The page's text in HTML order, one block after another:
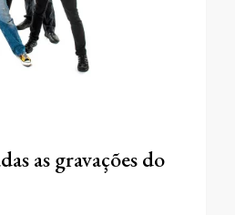
as gravações do